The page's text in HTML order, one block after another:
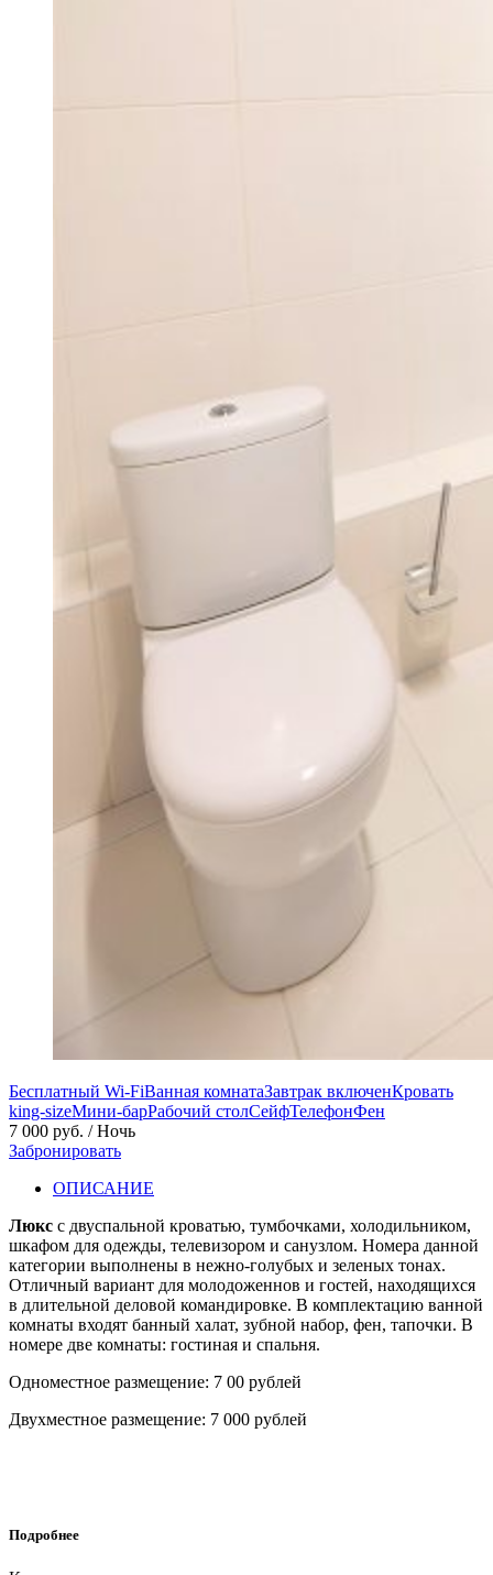
Бесплатный Wi-FiВанная комнатаЗавтрак включенКровать
king-sizeМини-барРабочий столСейфТелефонФен
7 000 руб. / Ночь
Забронировать
ОПИСАНИЕ
Люкс с двуспальной кроватью, тумбочками, холодильником,
шкафом для одежды, телевизором и санузлом. Номера данной
категории выполнены в нежно-голубых и зеленых тонах.
Отличный вариант для молодоженнов и гостей, находящихся
в длительной деловой командировке. В комплектацию ванной
комнаты входят банный халат, зубной набор, фен, тапочки. В
номере две комнаты: гостиная и спальня.
Одноместное размещение: 7 00 рублей
Двухместное размещение: 7 000 рублей
Подробнее